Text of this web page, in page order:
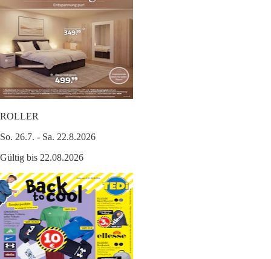
ROLLER
So. 26.7. - Sa. 22.8.2026
Gültig bis 22.08.2026